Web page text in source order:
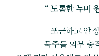
“ 도톰한 누비
포근하고 안
묵주를 외부 충